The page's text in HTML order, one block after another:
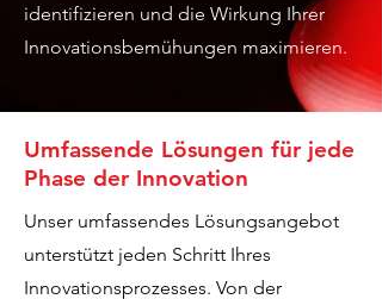
identifizieren und die Wirkung Ihrer
Innovationsbemühungen maximieren.
Umfassende Lösungen für jede
Phase der Innovation
Unser umfassendes Lösungsangebot
unterstützt jeden Schritt Ihres
Innovationsprozesses. Von der